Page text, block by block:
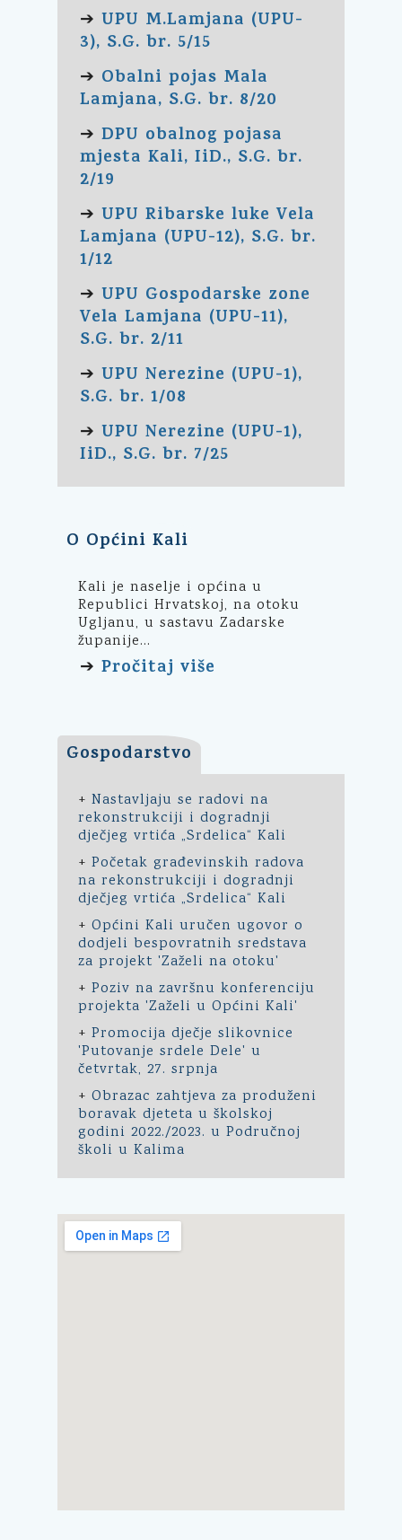
➔ UPU M.Lamjana (UPU-
3), S.G. br. 5/15
➔ Obalni pojas Mala
Lamjana, S.G. br. 8/20
➔ DPU obalnog pojasa
mjesta Kali, IiD., S.G. br.
2/19
➔ UPU Ribarske luke Vela
Lamjana (UPU-12), S.G. br.
1/12
➔ UPU Gospodarske zone
Vela Lamjana (UPU-11),
S.G. br. 2/11
➔ UPU Nerezine (UPU-1),
S.G. br. 1/08
➔ UPU Nerezine (UPU-1),
IiD., S.G. br. 7/25
O Općini Kali
Kali je naselje i općina u
Republici Hrvatskoj, na otoku
Ugljanu, u sastavu Zadarske
županije...
➔ Pročitaj više
Gospodarstvo
+ Nastavljaju se radovi na
rekonstrukciji i dogradnji
dječjeg vrtića „Srdelica“ Kali
+ Početak građevinskih radova
na rekonstrukciji i dogradnji
dječjeg vrtića „Srdelica“ Kali
+ Općini Kali uručen ugovor o
dodjeli bespovratnih sredstava
za projekt 'Zaželi na otoku'
+ Poziv na završnu konferenciju
projekta 'Zaželi u Općini Kali'
+ Promocija dječje slikovnice
'Putovanje srdele Dele' u
četvrtak, 27. srpnja
+ Obrazac zahtjeva za produženi
boravak djeteta u školskoj
godini 2022./2023. u Područnoj
školi u Kalima